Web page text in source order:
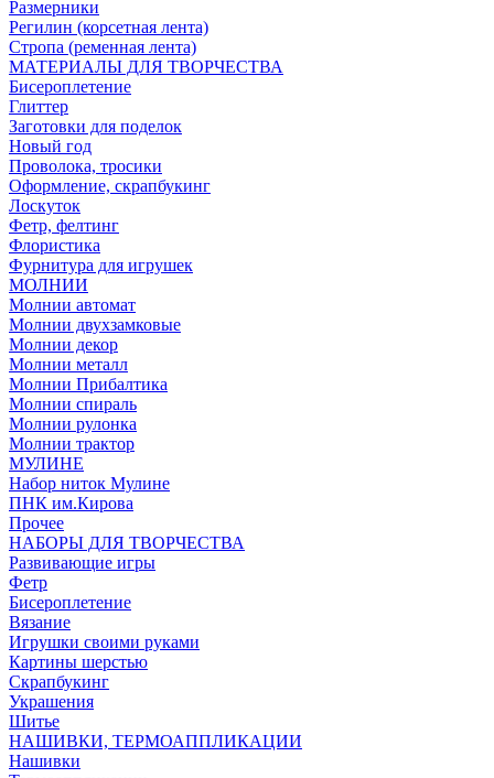
Размерники
Регилин (корсетная лента)
Стропа (ременная лента)
МАТЕРИАЛЫ ДЛЯ ТВОРЧЕСТВА
Бисероплетение
Глиттер
Заготовки для поделок
Новый год
Проволока, тросики
Оформление, скрапбукинг
Лоскуток
Фетр, фелтинг
Флористика
Фурнитура для игрушек
МОЛНИИ
Молнии автомат
Молнии двухзамковые
Молнии декор
Молнии металл
Молнии Прибалтика
Молнии спираль
Молнии рулонка
Молнии трактор
МУЛИНЕ
Набор ниток Мулине
ПНК им.Кирова
Прочее
НАБОРЫ ДЛЯ ТВОРЧЕСТВА
Развивающие игры
Фетр
Бисероплетение
Вязание
Игрушки своими руками
Картины шерстью
Скрапбукинг
Украшения
Шитье
НАШИВКИ, ТЕРМОАППЛИКАЦИИ
Нашивки